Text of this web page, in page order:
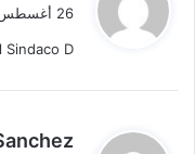
ل
26 أغسطس، 2024 الساعة 1:59 ص
Sindaco D
ي